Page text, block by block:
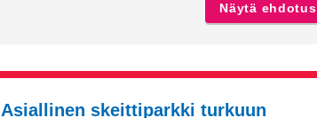
Näytä ehdotus
Asiallinen skeittiparkki turkuun